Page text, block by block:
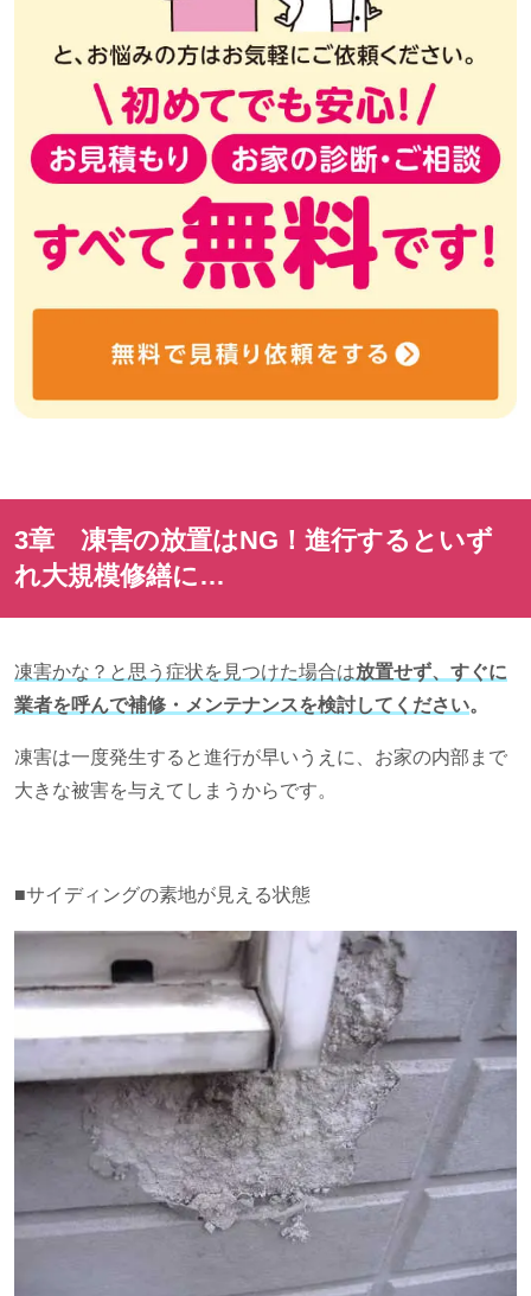
3章 凍害の放置はNG ！進行するといず
れ大規模修繕に…
凍害かな？と思う症状を見つけた場合は放置せず、すぐに
業者を呼んで補修・メンテナンスを検討してください。
凍害は一度発生すると進行が早いうえに、お家の内部まで
大きな被害を与えてしまうからです。
■サイディングの素地が見える状態